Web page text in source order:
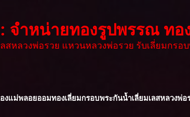
จำหน่ายทองรูปพรรณ ทอ
ลสหลวงพ่อรวย แหวนหลวงพ่อรวย รับเลี่ยมกรอ
งแม่พลอยออมทองเลี่ยมกรอบพระกันน้ำเลี่ยมเลสหลวงพ่อ